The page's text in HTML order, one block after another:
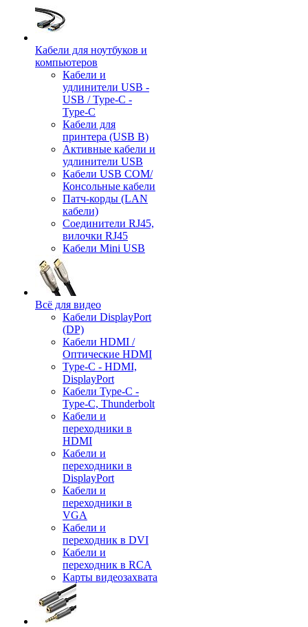
Кабели для ноутбуков и
компьютеров
Кабели и
удлинители USB -
USB / Type-C -
Type-C
Кабели для
принтера (USB B)
Активные кабели и
удлинители USB
Кабели USB COM/
Консольные кабели
Патч-корды (LAN
кабели)
Соединители RJ45,
вилочки RJ45
Кабели Mini USB
Всё для видео
Кабели DisplayPort
(DP)
Кабели HDMI /
Оптические HDMI
Type-C - HDMI,
DisplayPort
Кабели Type-C -
Type-C, Thunderbolt
Кабели и
переходники в
HDMI
Кабели и
переходники в
DisplayPort
Кабели и
переходники в
VGA
Кабели и
переходник в DVI
Кабели и
переходник в RCA
Карты видеозахвата